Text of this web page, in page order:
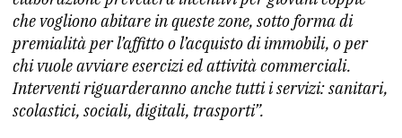
che vogliono abitare in queste zone, sotto forma di
premialità per l’affitto o l’acquisto di immobili, o per
chi vuole avviare esercizi ed attività commerciali.
Interventi riguarderanno anche tutti i servizi: sanitari,
scolastici, sociali, digitali, trasporti”.